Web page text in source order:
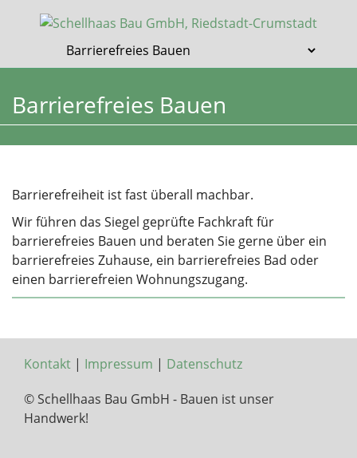
Barrierefreies Bauen
Barrierefreiheit ist fast überall machbar.
Wir führen das Siegel geprüfte Fachkraft für
barrierefreies Bauen und beraten Sie gerne über ein
barrierefreies Zuhause, ein barrierefreies Bad oder
einen barrierefreien Wohnungszugang.
Kontakt | Impressum | Datenschutz
© Schellhaas Bau GmbH - Bauen ist unser
Handwerk!